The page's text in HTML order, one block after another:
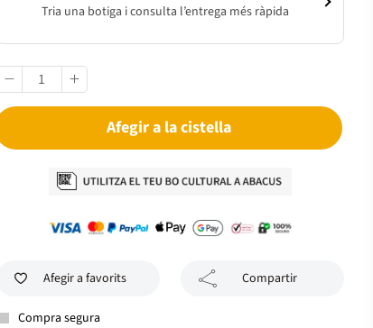
Tria una botiga i consulta l’entrega més ràpida
Afegir a la cistella
Afegir a favorits Compartir
Compra segura